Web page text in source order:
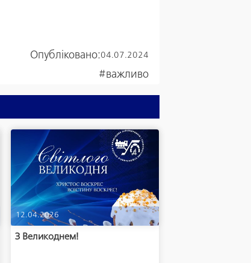
Опубліковано:04.07.2024
#важливо
12.04.2026
З Великоднем!